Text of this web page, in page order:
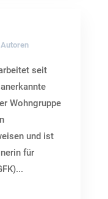
Autoren
seit
Wohngruppe
und ist
für